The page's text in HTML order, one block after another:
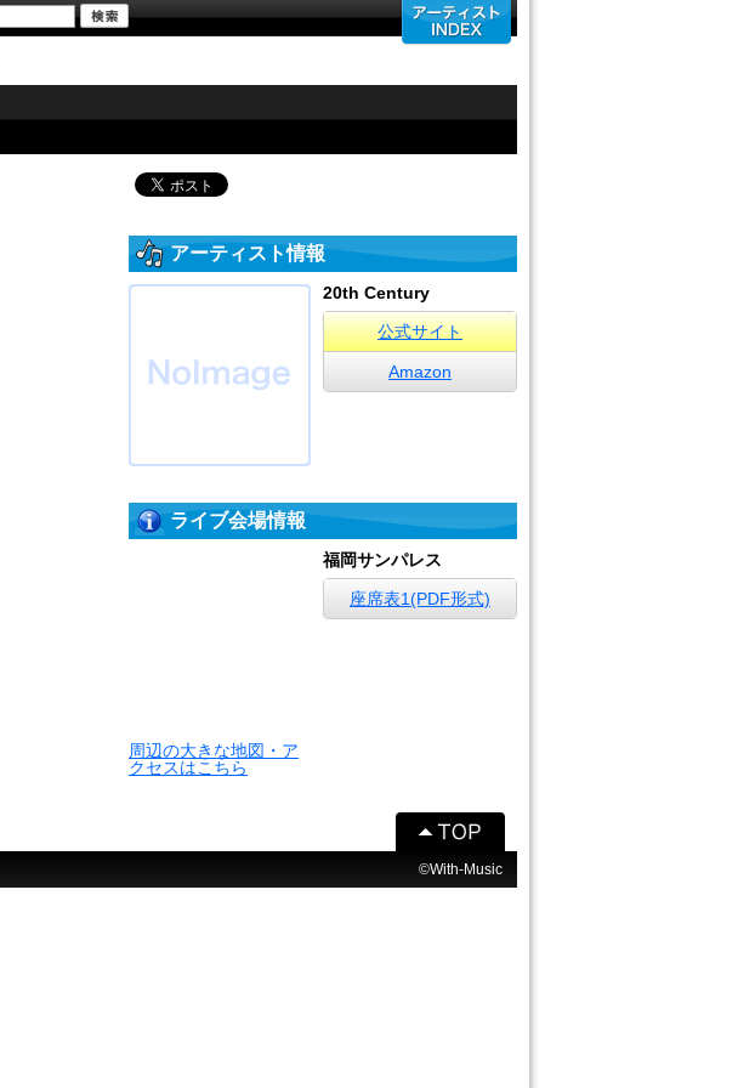
アーティスト情報
20th Century
公式サイト
Amazon
ライブ会場情報
周辺の大きな地図・ア
クセスはこちら
福岡サンパレス
座席表1(PDF形式)
©With-Music